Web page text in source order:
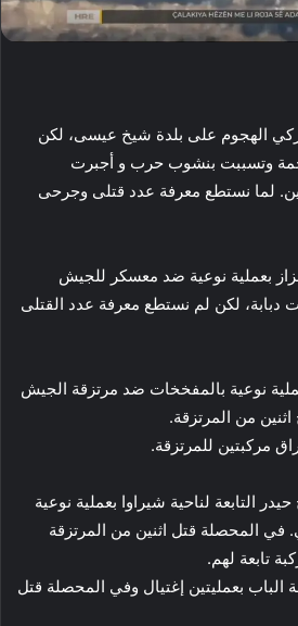
الهجوم على بلدة شيخ عيسى، لكن
وتسببت بنشوب حرب و أجبرت
لما نستطع معرفة عدد قتلى وجرحى
بعملية نوعية ضد معسكر للجيش
لكن لم نستطع معرفة عدد القتلى
نوعية بالمفخخات ضد مرتزقة الجيش
من المرتزقة.
مركبتين للمرتزقة.
التابعة لناحية شيراوا بعملية نوعية
المحصلة قتل اثنين من المرتزقة
تابعة لهم.
بعمليتين إغتيال وفي المحصلة قتل